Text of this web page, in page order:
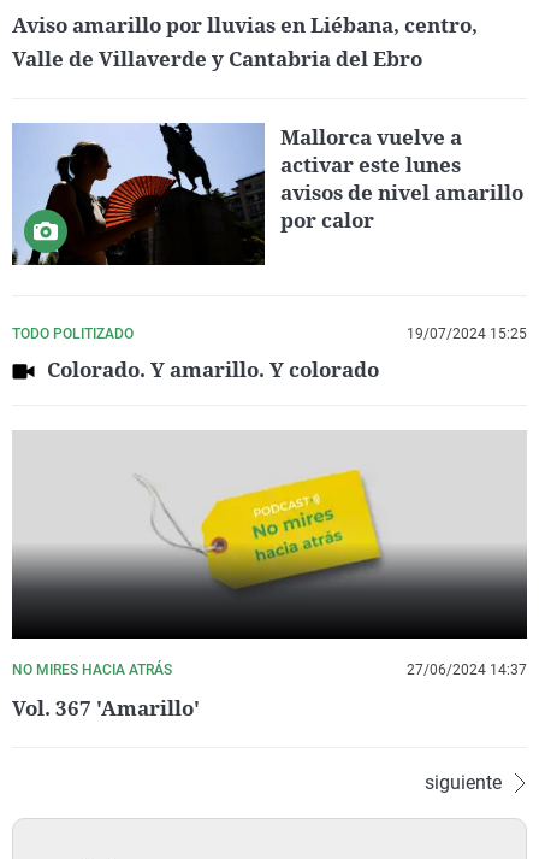
Aviso amarillo por lluvias en Liébana, centro,
Valle de Villaverde y Cantabria del Ebro
Mallorca vuelve a
activar este lunes
avisos de nivel amarillo
por calor
TODO POLITIZADO 19/07/2024 15:25
Colorado. Y amarillo. Y colorado
NO MIRES HACIA ATRÁS 27/06/2024 14:37
Vol. 367 'Amarillo'
siguiente